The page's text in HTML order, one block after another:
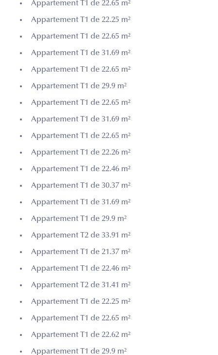
Appartement T1 de 22.65 m²
Appartement T1 de 22.25 m²
Appartement T1 de 22.65 m²
Appartement T1 de 31.69 m²
Appartement T1 de 22.65 m²
Appartement T1 de 29.9 m²
Appartement T1 de 22.65 m²
Appartement T1 de 31.69 m²
Appartement T1 de 22.65 m²
Appartement T1 de 22.26 m²
Appartement T1 de 22.46 m²
Appartement T1 de 30.37 m²
Appartement T1 de 31.69 m²
Appartement T1 de 29.9 m²
Appartement T2 de 33.91 m²
Appartement T1 de 21.37 m²
Appartement T1 de 22.46 m²
Appartement T2 de 31.41 m²
Appartement T1 de 22.25 m²
Appartement T1 de 22.65 m²
Appartement T1 de 22.62 m²
Appartement T1 de 29.9 m²